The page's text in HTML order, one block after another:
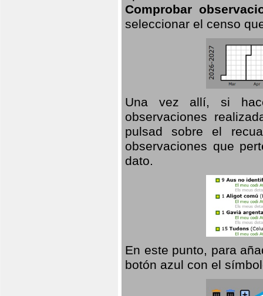
Comprobar
seleccionar el censo
Una vez allí, si
observaciones
pulsad sobre el
observaciones que
dato.
En este punto, para
botón azul con el